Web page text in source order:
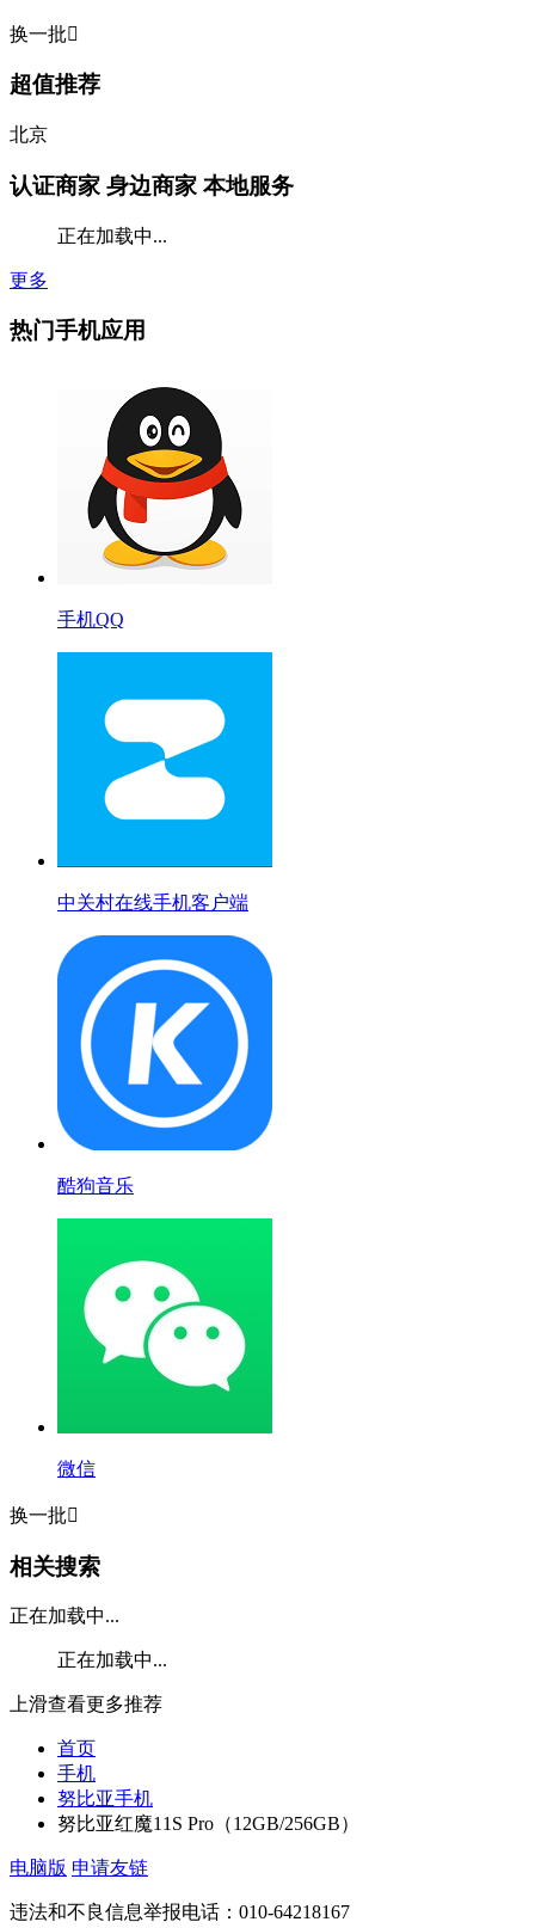
换一批
超值推荐
北京
认证商家 身边商家 本地服务
正在加载中...
更多
热门手机应用
手机QQ
中关村在线手机客户端
酷狗音乐
微信
换一批
相关搜索
正在加载中...
正在加载中...
上滑查看更多推荐
首页
手机
努比亚手机
努比亚红魔11S Pro（12GB/256GB）
电脑版 申请友链
违法和不良信息举报电话：010-64218167